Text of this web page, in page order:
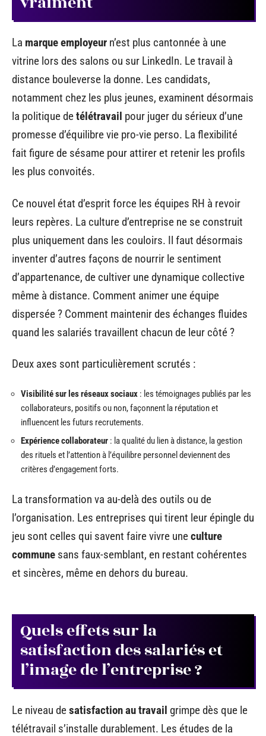
La marque employeur n’est plus cantonnée à une
vitrine lors des salons ou sur LinkedIn. Le travail à
distance bouleverse la donne. Les candidats,
notamment chez les plus jeunes, examinent désormais
la politique detélétravail pour juger du sérieux d’une
promesse d’équilibre vie pro-vie perso. La flexibilité
fait figure de sésame pour attirer et retenir les profils
les plus convoités.
Ce nouvel état d’esprit force les équipes RH à revoir
leurs repères. La culture d’entreprise ne se construit
plus uniquement dans les couloirs. Il faut désormais
inventer d’autres façons de nourrir le sentiment
d’appartenance, de cultiver une dynamique collective
même à distance. Comment animer une équipe
dispersée ? Comment maintenir des échanges fluides
quand les salariés travaillent chacun de leur côté ?
Deux axes sont particulièrement scrutés :
Visibilité sur les réseaux sociaux : les témoignages publiés par les
collaborateurs, positifs ou non, façonnent la réputation et
influencent les futurs recrutements.
Expérience collaborateur : la qualité du lien à distance, la gestion
des rituels et l’attention à l’équilibre personnel deviennent des
critères d’engagement forts.
La transformation va au-delà des outils ou de
l’organisation. Les entreprises qui tirent leur épingle du
jeu sont celles qui savent faire vivre uneculture
commune sans faux-semblant, en restant cohérentes
et sincères, même en dehors du bureau.
Quels effets sur la
satisfaction des salariés et
l’image de l’entreprise ?
Le niveau desatisfaction au travail grimpe dès que le
télétravail s’installe durablement. Les études de la